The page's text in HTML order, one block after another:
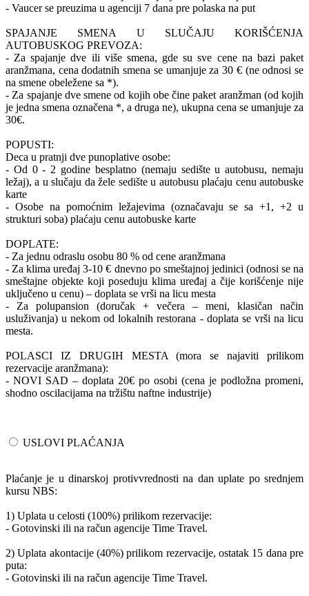
- Vaucer se preuzima u agenciji 7 dana pre polaska na put
SPAJANJE SMENA U SLUČAJU KORIŠĆENJA
AUTOBUSKOG PREVOZA:
- Za spajanje dve ili više smena, gde su sve cene na bazi paket
aranžmana, cena dodatnih smena se umanjuje za 30 € (ne odnosi se
na smene obeležene sa *).
- Za spajanje dve smene od kojih obe čine paket aranžman (od kojih
je jedna smena označena *, a druga ne), ukupna cena se umanjuje za
30€.
POPUSTI:
Deca u pratnji dve punoplative osobe:
- Od 0 - 2 godine besplatno (nemaju sedište u autobusu, nemaju
ležaj), a u slučaju da žele sedište u autobusu plaćaju cenu autobuske
karte
- Osobe na pomoćnim ležajevima (označavaju se sa +1, +2 u
strukturi soba) plaćaju cenu autobuske karte
DOPLATE:
- Za jednu odraslu osobu 80 % od cene aranžmana
- Za klima uređaj 3-10 € dnevno po smeštajnoj jedinici (odnosi se na
smeštajne objekte koji poseduju klima uređaj a čije korišćenje nije
uključeno u cenu) – doplata se vrši na licu mesta
- Za polupansion (doručak + večera – meni, klasičan način
usluživanja) u nekom od lokalnih restorana - doplata se vrši na licu
mesta.
POLASCI IZ DRUGIH MESTA (mora se najaviti prilikom
rezervacije aranžmana):
- NOVI SAD – doplata 20€ po osobi (cena je podložna promeni,
shodno oscilacijama na tržištu naftne industrije)
USLOVI PLAĆANJA
Plaćanje je u dinarskoj protivvrednosti na dan uplate po srednjem
kursu NBS:
1) Uplata u celosti (100%) prilikom rezervacije:
- Gotovinski ili na račun agencije Time Travel.
2) Uplata akontacije (40%) prilikom rezervacije, ostatak 15 dana pre
puta:
- Gotovinski ili na račun agencije Time Travel.